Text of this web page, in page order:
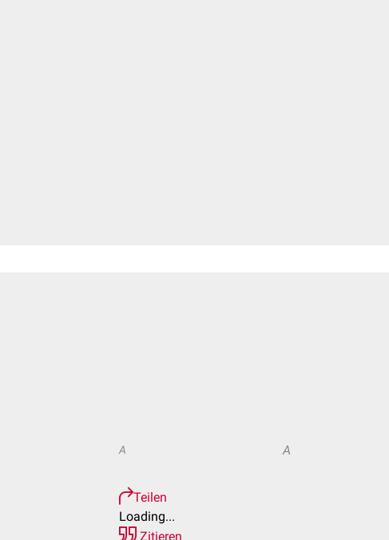
A A
Teilen
Loading...
Zitieren